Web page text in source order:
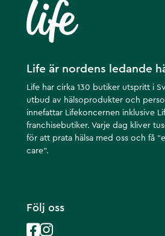
Life är nordens ledande
Life har cirka 130 butiker utspritt i
utbud av hälsoprodukter och
innefattar Lifekoncernen inklusive
franchisebutiker. Varje dag kliver
för att prata hälsa med oss och få
care”.
Följ oss